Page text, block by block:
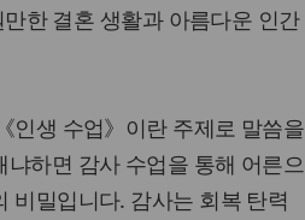
한 결혼 생활과 아름다운 인간
인생 수업》이란 주제로 말씀을
하면 감사 수업을 통해 어른으
비밀입니다. 감사는 회복 탄력